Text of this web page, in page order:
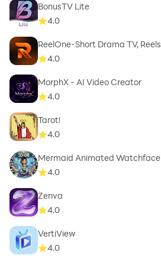
BonusTV Lite
4.0
ReelOne-Short Drama TV, Reels
4.0
MorphX - AI Video Creator
4.0
Tarot!
4.0
Mermaid Animated Watchface
4.0
Zenva
4.0
VertiView
4.0